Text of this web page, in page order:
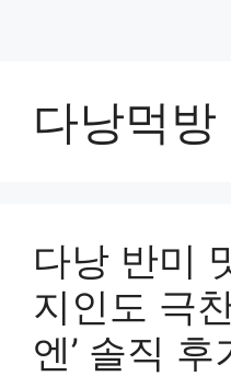
다낭먹방
다낭 반미
지인도 극
엔’ 솔직 후